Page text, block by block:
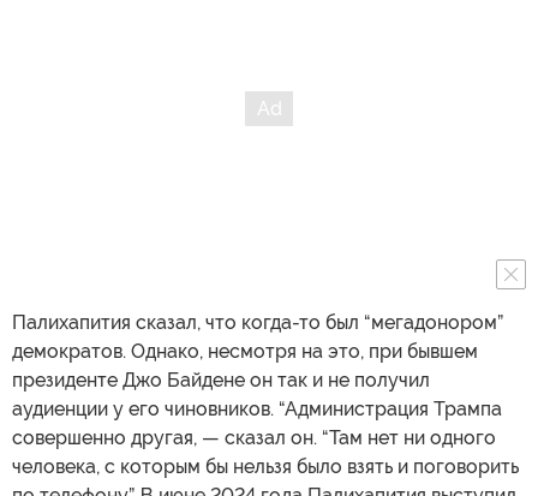
Палихапития сказал, что когда-то был “мегадонором”
демократов. Однако, несмотря на это, при бывшем
президенте Джо Байдене он так и не получил
аудиенции у его чиновников. “Администрация Трампа
совершенно другая, — сказал он. “Там нет ни одного
человека, с которым бы нельзя было взять и поговорить